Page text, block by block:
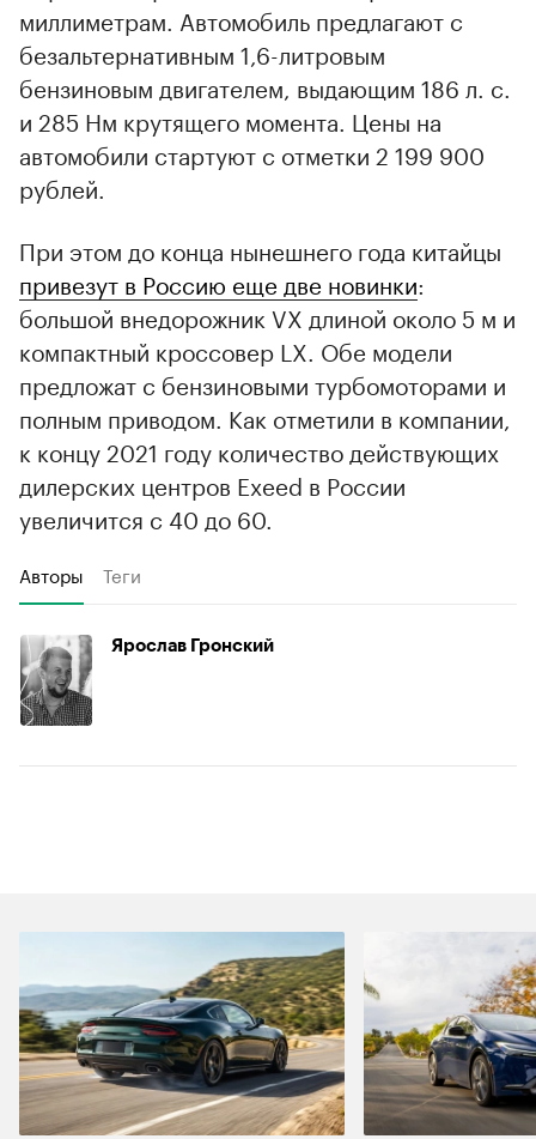
миллиметрам. Автомобиль предлагают с
безальтернативным 1,6-литровым
бензиновым двигателем, выдающим 186 л. с.
и 285 Нм крутящего момента. Цены на
автомобили стартуют с отметки 2 199 900
рублей.
При этом до конца нынешнего года китайцы
привезут в Россию еще две новинки:
большой внедорожник VX длиной около 5 м и
компактный кроссовер LX. Обе модели
предложат с бензиновыми турбомоторами и
полным приводом. Как отметили в компании,
к концу 2021 году количество действующих
дилерских центров Exeed в России
увеличится с 40 до 60.
Авторы Теги
Ярослав Гронский